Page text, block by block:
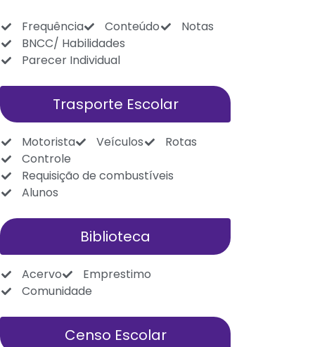
Frequência Conteúdo
Notas
BNCC/ Habilidades
Parecer Individual
Trasporte Escolar
Motorista Veículos
Rotas
Controle
Requisição de combustíveis
Alunos
Biblioteca
Acervo
Emprestimo
Comunidade
Censo Escolar